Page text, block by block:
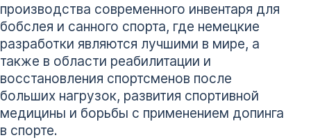
производства современного инвентаря для
бобслея и санного спорта, где немецкие
разработки являются лучшими в мире, а
также в области реабилитации и
восстановления спортсменов после
больших нагрузок, развития спортивной
медицины и борьбы с применением допинга
в спорте.